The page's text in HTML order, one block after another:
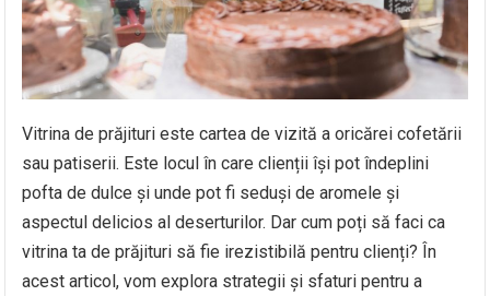
Vitrina de prăjituri este cartea de vizită a oricărei cofetării
sau patiserii. Este locul în care clienții își pot îndeplini
pofta de dulce și unde pot fi seduși de aromele și
aspectul delicios al deserturilor. Dar cum poți să faci ca
vitrina ta de prăjituri să fie irezistibilă pentru clienți? În
acest articol, vom explora strategii și sfaturi pentru a